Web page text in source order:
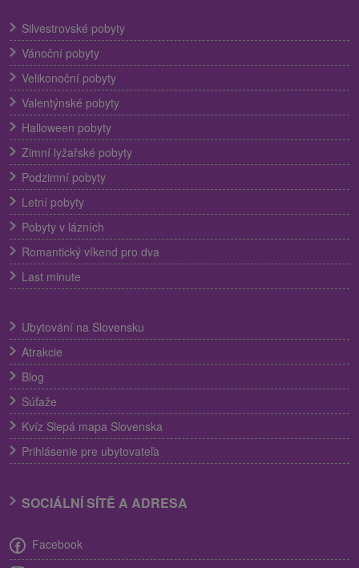
Silvestrovské pobyty
Vánoční pobyty
Velikonoční pobyty
Valentýnské pobyty
Halloween pobyty
Zimní lyžařské pobyty
Podzimní pobyty
Letní pobyty
Pobyty v lázních
Romantický víkend pro dva
Last minute
Ubytování na Slovensku
Atrakcie
Blog
Súťaže
Kvíz Slepá mapa Slovenska
Prihlásenie pre ubytovateľa
SOCIÁLNÍ SÍTĚ A ADRESA
Facebook